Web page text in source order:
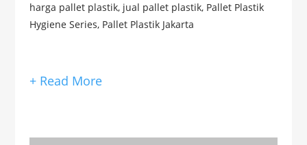
harga pallet plastik, jual pallet plastik, Pallet Plastik
Hygiene Series, Pallet Plastik Jakarta
+ Read More